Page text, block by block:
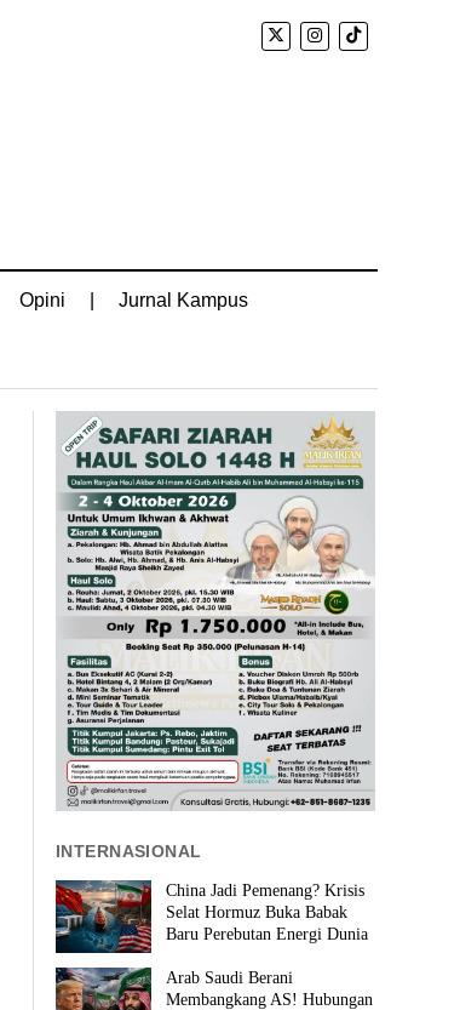
Opini Jurnal Kampus
INTERNASIONAL
China Jadi Pemenang? Krisis
Selat Hormuz Buka Babak
Baru Perebutan Energi Dunia
Arab Saudi Berani
Membangkang AS! Hubungan